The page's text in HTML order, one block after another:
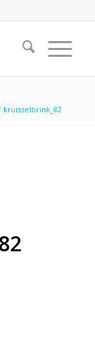
kruisselbrink_82